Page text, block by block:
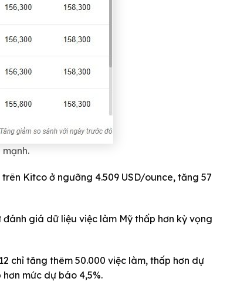
Kitco ở ngưỡng 4.509 USD/ounce, tăng 57
giá dữ liệu việc làm Mỹ thấp hơn kỳ vọng
chỉ tăng thêm 50.000 việc làm, thấp hơn dự
mức dự báo 4,5%.